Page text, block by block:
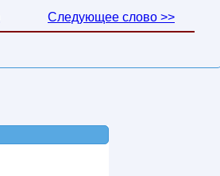
Следующее слово >>